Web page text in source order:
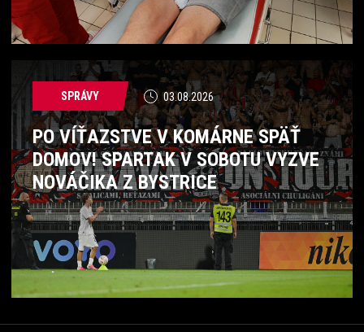
SPRÁVY 03.08.2026
PO VÍŤAZSTVE V KOMÁRNE SPÄŤ
DOMOV! SPARTAK V SOBOTU VYZVE
NOVÁČIKA Z BYSTRICE